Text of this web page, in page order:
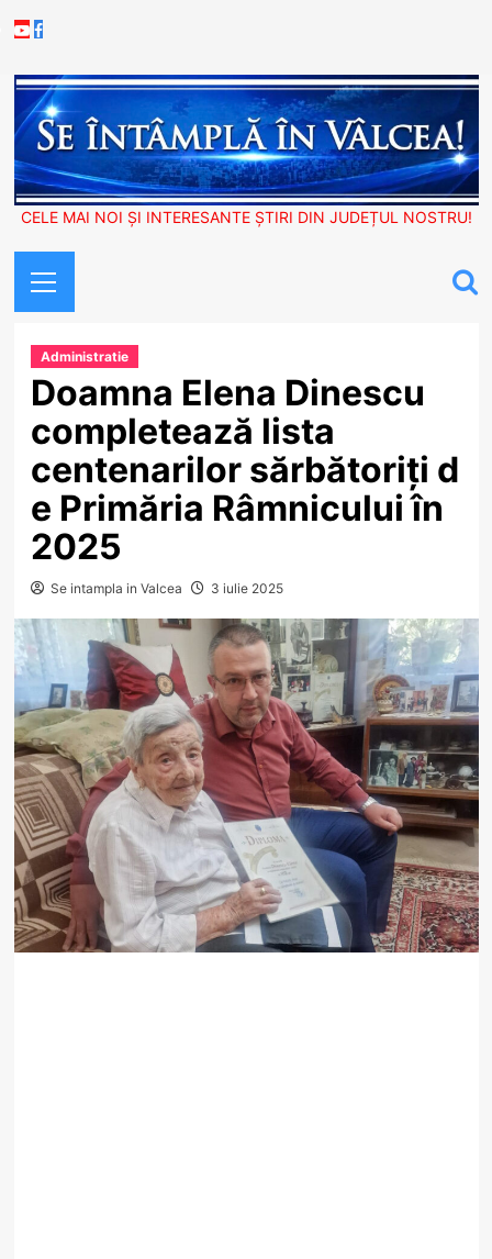
to
Youtube
Facebook
CELE MAI NOI ȘI INTERESANTE ȘTIRI DIN JUDEȚUL NOSTRU!
Menu
Administratie
Doamna Elena Dinescu
completează lista
centenarilor sărbătoriți d
e Primăria Râmnicului în
2025
Se intampla in Valcea 3 iulie 2025